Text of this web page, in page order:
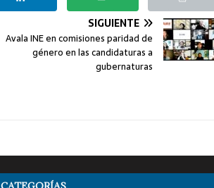
SIGUIENTE
Avala INE en comisiones paridad de
género en las candidaturas a
gubernaturas